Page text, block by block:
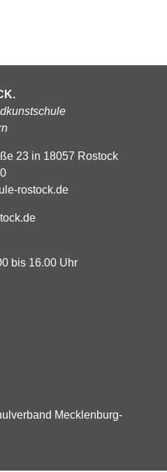
23 in 18057 Rostock
rostock.de
bis 16.00 Uhr
Mecklenburg-